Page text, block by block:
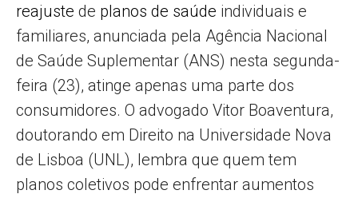
reajuste de planos de saúde individuais e
familiares, anunciada pela Agência Nacional
de Saúde Suplementar (ANS) nesta segunda-
feira (23), atinge apenas uma parte dos
consumidores. O advogado Vitor Boaventura,
doutorando em Direito na Universidade Nova
de Lisboa (UNL), lembra que quem tem
planos coletivos pode enfrentar aumentos